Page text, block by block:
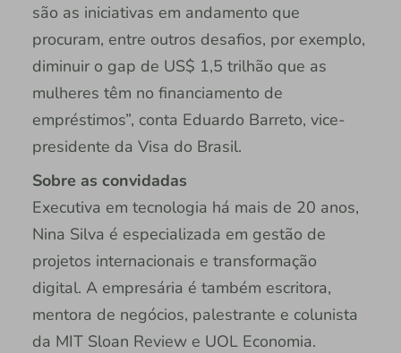
são as iniciativas em andamento que
procuram, entre outros desafios, por exemplo,
diminuir o gap de US$ 1,5 trilhão que as
mulheres têm no financiamento de
empréstimos”, conta Eduardo Barreto, vice-
presidente da Visa do Brasil.
Sobre as convidadas
Executiva em tecnologia há mais de 20 anos,
Nina Silva é especializada em gestão de
projetos internacionais e transformação
digital. A empresária é também escritora,
mentora de negócios, palestrante e colunista
da MIT Sloan Review e UOL Economia.